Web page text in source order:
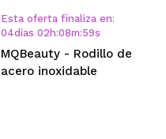
Esta oferta finaliza en:
04días 02 h:08m:58s
MQBeauty - Rodillo de
acero inoxidable